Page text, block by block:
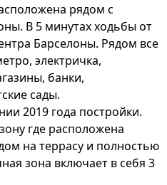
рядом с
В 5 минутах ходьбы от
Барселоны. Рядом все
электричка,
банки,
сады.
2019 года постройки.
где расположена
на террасу и полностью
зона включает в себя 3